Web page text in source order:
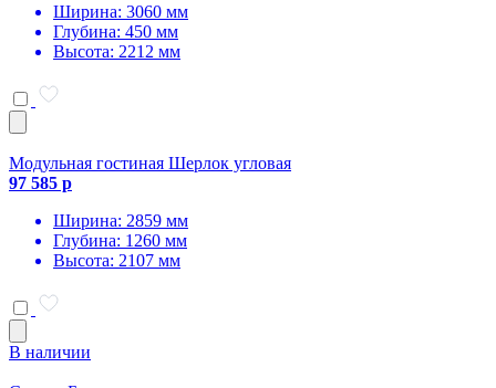
Ширина: 3060 мм
Глубина: 450 мм
Высота: 2212 мм
Модульная гостиная Шерлок угловая
97 585 р
Ширина: 2859 мм
Глубина: 1260 мм
Высота: 2107 мм
В наличии